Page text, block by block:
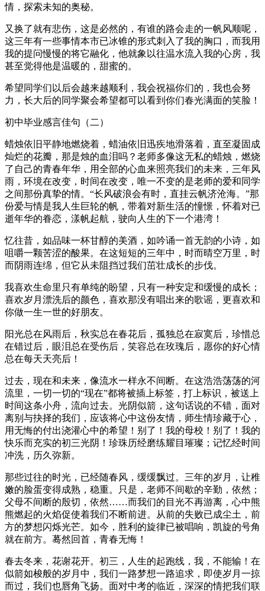
情，探索未知的奥秘。
又换了就有悲伤，这是必然的，有谁的路会走的一帆风顺呢，
这三年有一些事情本市已冰锥的形式刺入了我的胸口，而我用
我的提问慢慢的将它融化，他就象以往温水流入我的心房，我
甚至觉得他是温暖的，甜蜜的。
希望同学们以后会越来越顺利，我会祝福你们的，我也会努
力，长大后的同学聚会希望都可以看到你们春光满面的笑脸！
初中毕业感言佳句（二）
蜡烛依旧平静地燃烧着，蜡油依旧迅疾地滑落着，直至凝固成
灿烂的花瓣，那是烛的血泪吗？老师多像这无私的蜡烛，燃烧
了自己的青春年华，用全部的心血来照亮我们的未来，三年风
雨，环境在改变，时间在改变，唯一不变的是老师的爱和同学
之间那份真挚的情。“长风破浪会有时，直挂云帆济沧海。”那
份爱与情是我人生巨轮的帆，带着对新生活的憧憬，怀着对已
逝年华的眷恋，漾帆起航，驶向人生的下一个港湾！
忆往昔，如品味一杯甘醇的美酒，如吟诵一首无韵的小诗，如
咀嚼一颗苦涩的酸果。在这短短的三年中，时而晴空万里，时
而阴雨连绵，但它从未阻挡过我们茁壮成长的步伐。
我喜欢生命里只有单纯的盼望，只有一种安定和缓慢的成长；
喜欢岁月漂洗后的颜色，喜欢那没有唱出来的歌谣，更喜欢和
你做一生一世的好朋友。
阳光总在风雨后，秋实总在春花后，孤独总在寂寞后，珍惜总
在错过后，眼泪总在受伤后，笑容总在玫瑰后，愿你的好心情
总在每天天亮后！
过去，现在和未来，像流水一样永不间断。在这浩浩荡荡的河
流里，一切一切的“现在”都将被插上标签，打上标识，被送上
时间这条小舟，流向过去。光阴似箭，这句话说的不错，面对
离别与抉择的我们，应该将心中这份友情，师生情珍藏于心，
用无悔的付出浇灌心中的希望！别了！我的母校！别了！我的
快乐而充实的初三光阴！珍珠历经磨练耀目璀璨；记忆经时间
冲洗，历久弥新。
那些过往的时光，已经随春风，缓缓飘过。三年的岁月，让稚
嫩的脸蛋变得成熟，稳重。只是，老师不间歇的辛勤，依然；
父母不间断的殷切，依然……而我们的目光不再游离，心中熊
熊燃起的火焰促使着我们不断前进。从前的失败已成尘土，前
方的梦想闪烁光芒。如今，胜利的旋律已被唱响，凯旋的号角
就在前方。蓦然回首，青春无悔！
春去冬来，花谢花开。初三，人生的起跑线，我，不能输！在
似箭如梭般的岁月中，我们一路梦想一路追求，即使岁月一掠
而过，我们也唇角飞扬。面对中考的临近，深深的情把我们联